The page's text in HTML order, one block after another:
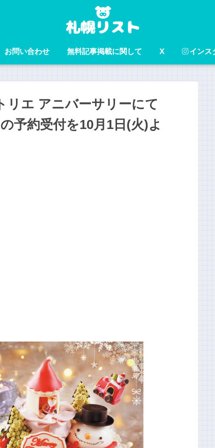
お問い合わせ 無料記事掲載に関して X インス
リエ アニバーサリーにて
予約受付を10月1日(火)よ